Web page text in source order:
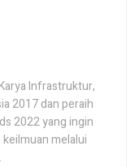
Infrastruktur,
2017 dan peraih
2022 yang ingin
melalui